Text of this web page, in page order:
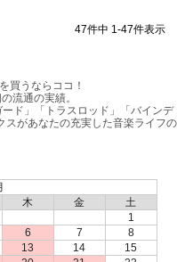
47件中 1-47件表示
買うならココ！
流通の実績。
ド」「トラスロッド」「バインデ
スがあなたの充実した音楽ライフの
木 金
土
1
6 7
8
13 14
15